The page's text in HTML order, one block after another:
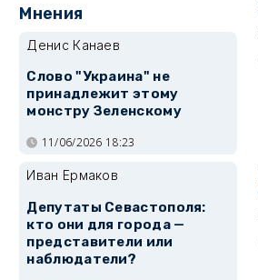
Мнения
Денис Канаев
Слово "Украина" не
принадлежит этому
монстру Зеленскому
11/06/2026 18:23
Иван Ермаков
Депутаты Севастополя:
кто они для города —
представители или
наблюдатели?